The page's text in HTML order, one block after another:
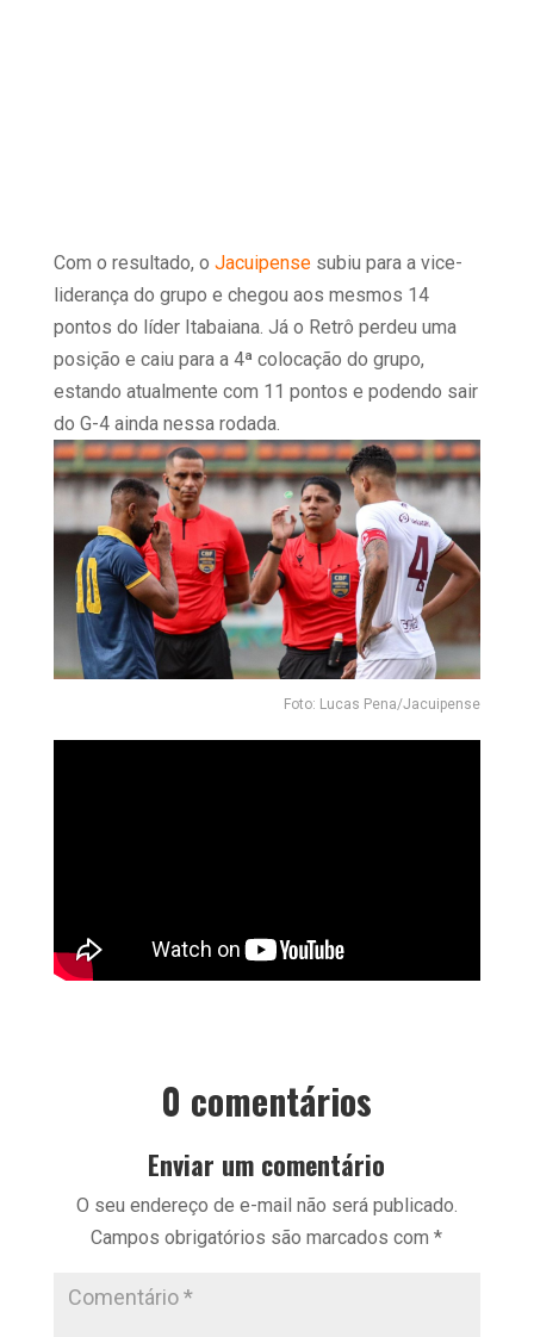
Com o resultado, o Jacuipensesubiu para a vice-
liderança do grupo e chegou aos mesmos 14
pontos do líder Itabaiana. Já o Retrô perdeu uma
posição e caiu para a 4ª colocação do grupo,
estando atualmente com 11 pontos e podendo sair
do G-4 ainda nessa rodada.
Foto: Lucas Pena/Jacuipense
0 comentários
Enviar um comentário
O seu endereço de e-mail não será publicado.
Campos obrigatórios são marcados com*